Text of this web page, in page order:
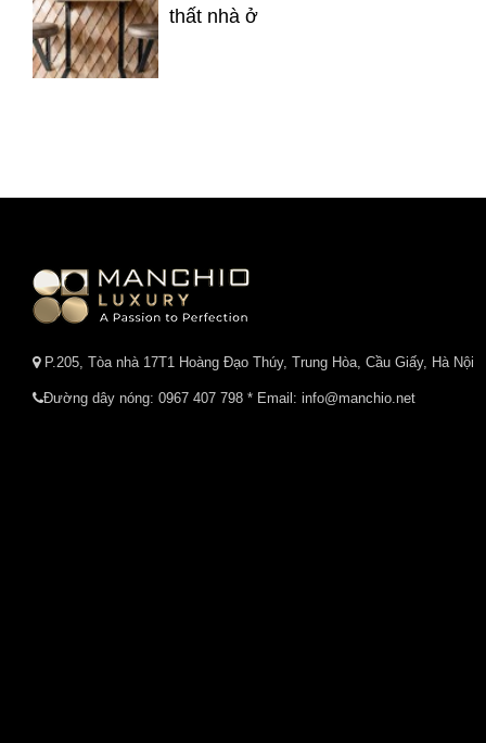
thất nhà ở
P.205, Tòa nhà 17T1 Hoàng Đạo Thúy, Trung Hòa, Cầu Giấy, Hà Nội
Đường dây nóng: 0967 407 798 * Email: info@manchio.net